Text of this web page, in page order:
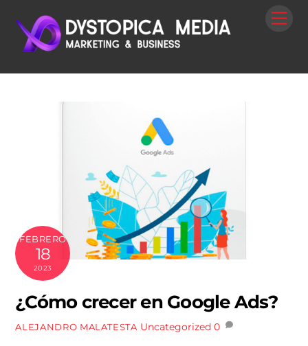
content
FEBRERO
18
2023
¿Cómo crecer en Google Ads?
ALEJANDRO MALATESTA Uncategorized 0